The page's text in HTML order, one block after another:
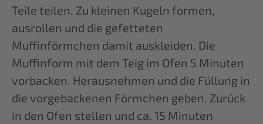
Teile teilen. Zu kleinen Kugeln formen,
ausrollen und die gefetteten
Muffinförmchen damit auskleiden. Die
Muffinform mit dem Teig im Ofen 5 Minuten
vorbacken. Herausnehmen und die Füllung in
die vorgebackenen Förmchen geben. Zurück
in den Ofen stellen und ca. 15 Minuten